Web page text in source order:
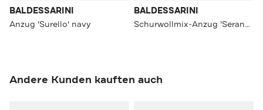
BALDESSARINI
Anzug 'Surello' navy
BALDESSARINI
Schurwollmix-Anzug 'Serano/Massa' navy
Andere Kunden kauften auch